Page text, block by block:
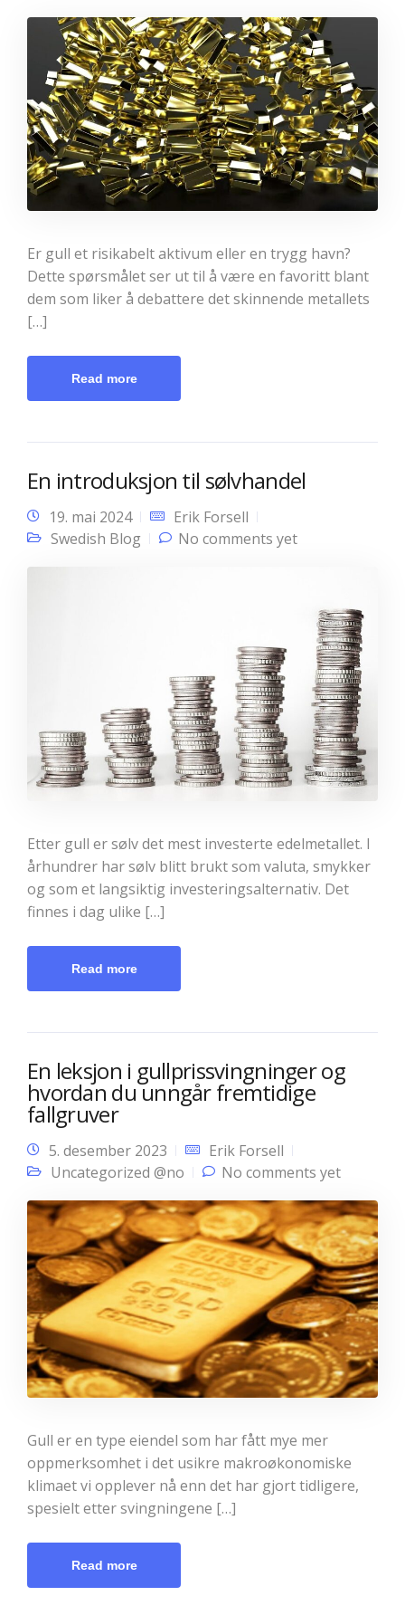
Er gull et risikabelt aktivum eller en trygg havn?
Dette spørsmålet ser ut til å være en favoritt blant
dem som liker å debattere det skinnende metallets
[…]
Read more
En introduksjon til sølvhandel
19. mai 2024
Erik Forsell
Swedish Blog
No comments yet
Etter gull er sølv det mest investerte edelmetallet. I
århundrer har sølv blitt brukt som valuta, smykker
og som et langsiktig investeringsalternativ. Det
finnes i dag ulike […]
Read more
En leksjon i gullprissvingninger og
hvordan du unngår fremtidige
fallgruver
5. desember 2023
Erik Forsell
Uncategorized @no
No comments yet
Gull er en type eiendel som har fått mye mer
oppmerksomhet i det usikre makroøkonomiske
klimaet vi opplever nå enn det har gjort tidligere,
spesielt etter svingningene […]
Read more